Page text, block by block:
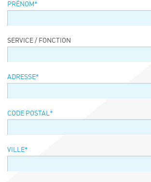
Contacts
PRÉNOM*
SERVICE / FONCTION
ADRESSE*
CODE POSTAL*
VILLE*